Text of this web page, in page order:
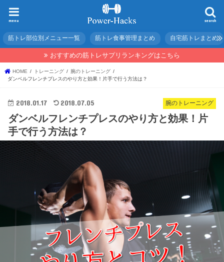
search
menu
筋トレ部位別メニュー一覧 筋トレ食事管理まとめ 自宅筋トレまとめ
おすすめの筋トレサプリランキングはこちら
HOME トレーニング
腕のトレーニング
ダンベルフレンチプレスのやり方と効果！片手で行う方法は？
腕のトレーニング
2018.01.17 2018.07.05
ダンベルフレンチプレスのやり方と効果！片
手で行う方法は？